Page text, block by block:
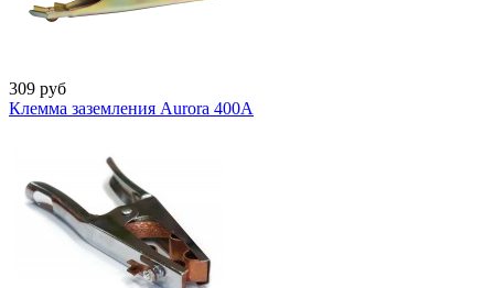
309 руб
Клемма заземления Aurora 400А